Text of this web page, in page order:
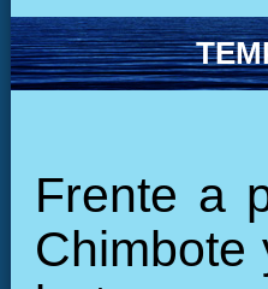
Frente a
Chimbote